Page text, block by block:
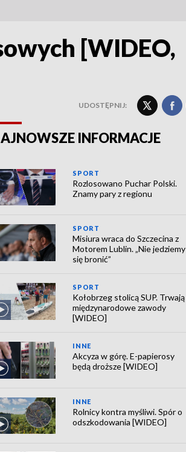
[WIDEO,
UDOSTĘPNIJ:
INFORMACJE
SPORT
Rozlosowano Puchar Polski.
Znamy pary z regionu
SPORT
Misiura wraca do Szczecina z
Motorem Lublin. „Nie jedziemy
się bronić”
SPORT
Kołobrzeg stolicą SUP. Trwają
międzynarodowe zawody
[WIDEO]
INNE
Akcyza w górę. E-papierosy
będą droższe [WIDEO]
INNE
Rolnicy kontra myśliwi. Spór o
odszkodowania [WIDEO]